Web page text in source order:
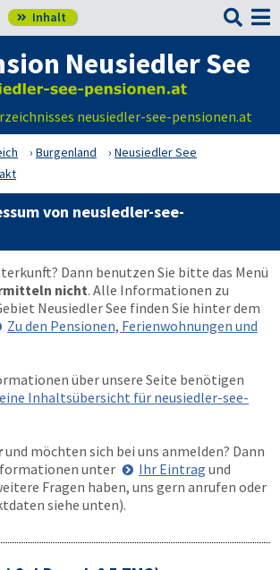
 Inhalt 
Neusiedler See
neusiedler-see-pensionen.at
Burgenland
Neusiedler See
von neusiedler-see-
Dann benutzen Sie bitte das Menü
nicht. Alle Informationen zu
Neusiedler See finden Sie hinter dem
Zu den Pensionen, Ferienwohnungen und
über unsere Seite benötigen
eine Inhaltsübersicht für neusiedler-see-
und möchten sich bei uns anmelden? Dann
unter
Ihr Eintrag und
Fragen haben, uns gern anrufen oder
siehe unten).